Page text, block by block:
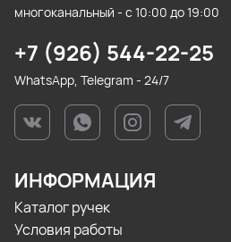
многоканальный - с 10:00 до 19:00
+7 (926) 544-22-25
WhatsApp, Telegram - 24/7
ИНФОРМАЦИЯ
Каталог ручек
Условия работы